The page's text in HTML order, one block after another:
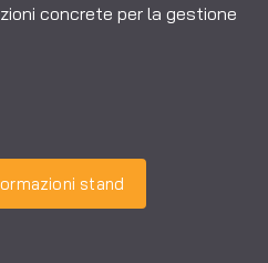
concrete per la gestione
stand